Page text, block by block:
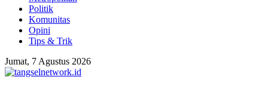
Politik
Komunitas
Opini
Tips & Trik
Jumat, 7 Agustus 2026